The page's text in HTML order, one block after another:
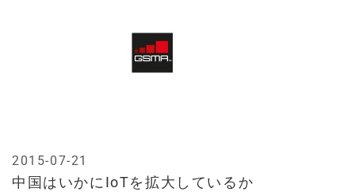
中国はいかにIoTを拡大しているか
2015-07-21